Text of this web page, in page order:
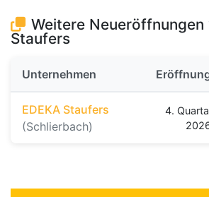
Weitere Neueröffnungen
Staufers
Unternehmen
EDEKA Staufers
(Schlierbach)
4.